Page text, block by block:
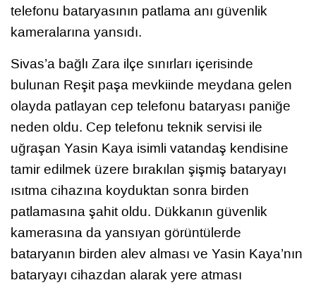
telefonu bataryasının patlama anı güvenlik
kameralarına yansıdı.
Sivas’a bağlı Zara ilçe sınırları içerisinde
bulunan Reşit paşa mevkiinde meydana gelen
olayda patlayan cep telefonu bataryası paniğe
neden oldu. Cep telefonu teknik servisi ile
uğraşan Yasin Kaya isimli vatandaş kendisine
tamir edilmek üzere bırakılan şişmiş bataryayı
ısıtma cihazına koyduktan sonra birden
patlamasına şahit oldu. Dükkanın güvenlik
kamerasına da yansıyan görüntülerde
bataryanın birden alev alması ve Yasin Kaya’nın
bataryayı cihazdan alarak yere atması